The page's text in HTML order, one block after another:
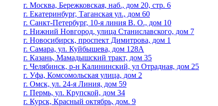
г. Москва, Бережковская, наб., дом 20, стр. 6
г. Екатеринбург, Таганская ул., дом 60
г. Санкт-Петербург, 10-я линия В. О., дом 10
г. Нижний Новгород, улица Станиславского, дом 7
г. Новосибирск, проспект Димитрова, дом 1
г. Самара, ул. Куйбышева, дом 128А
г. Казань, Мамадышский тракт, дом 35
г. Челябинск, р-н Калининский, ул Отрадная, дом 25
г. Уфа, Комсомольская улица, дом 2
г. Омск, ул. 24-я Линия, дом 59
г. Пермь, ул. Крупской, дом 34
г. Курск, Красный октябрь, дом. 9